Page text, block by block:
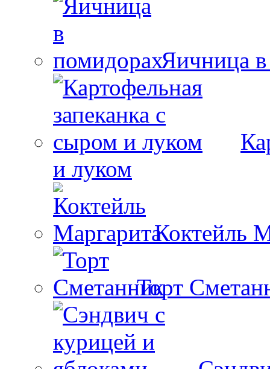
Яичница
и луком
Коктейль
Торт